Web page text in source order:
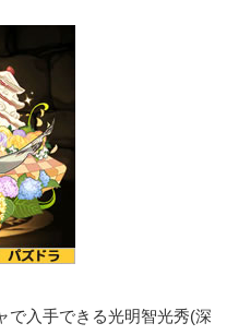
で入手できる光明智光秀(深